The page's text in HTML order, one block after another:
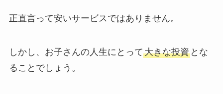
正直言って安いサービスではありません。
しかし、お子さんの人生にとって大きな投資とな
ることでしょう。